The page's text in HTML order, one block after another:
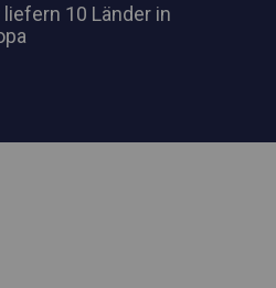
liefern 10 Länder in